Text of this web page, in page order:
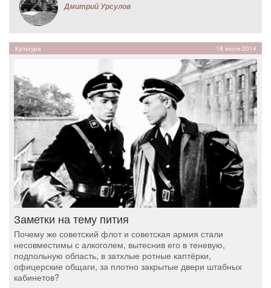
Дмитрий Урсулов
Культура 18 июля 2014
Заметки на тему пития
Почему же советский флот и советская армия стали
несовместимы с алкоголем, вытеснив его в теневую,
подпольную область, в затхлые ротные каптёрки,
офицерские общаги, за плотно закрытые двери штабных
кабинетов?